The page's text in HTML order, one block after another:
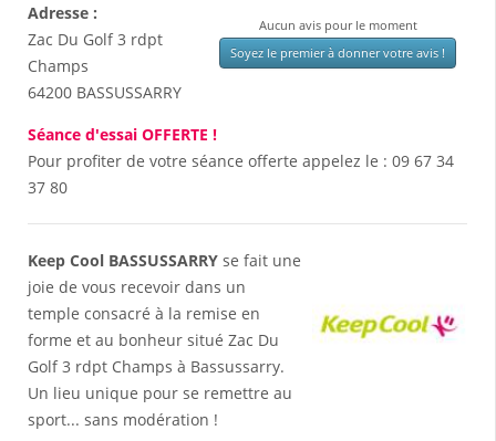
Aucun avis pour le moment
Soyez le premier à donner votre avis !
Adresse :
Zac Du Golf 3 rdpt
Champs
64200 BASSUSSARRY
Séance d'essai OFFERTE !
Pour profiter de votre séance offerte appelez le : 09 67 34
37 80
Keep Cool BASSUSSARRY se fait une
joie de vous recevoir dans un
temple consacré à la remise en
forme et au bonheur situé Zac Du
Golf 3 rdpt Champs à Bassussarry.
Un lieu unique pour se remettre au
sport... sans modération !